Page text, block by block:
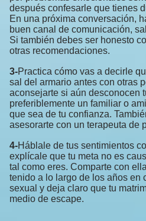
después confesarle que tienes
En una próxima conversación,
buen canal de comunicación,
Si también debes ser honesto
otras recomendaciones.
3-Practica cómo vas a decirle
sal del armario antes con otras
aconsejarte si aún desconocen
preferiblemente un familiar o
que sea de tu confianza.
asesorarte con un terapeuta de
4-Háblale de tus sentimientos
explícale que tu meta no es
tal como eres. Comparte con
tenido a lo largo de los años en
sexual y deja claro que tu
medio de escape.